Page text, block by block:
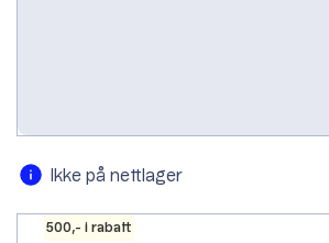
Ikke på nettlager
500,- i rabatt